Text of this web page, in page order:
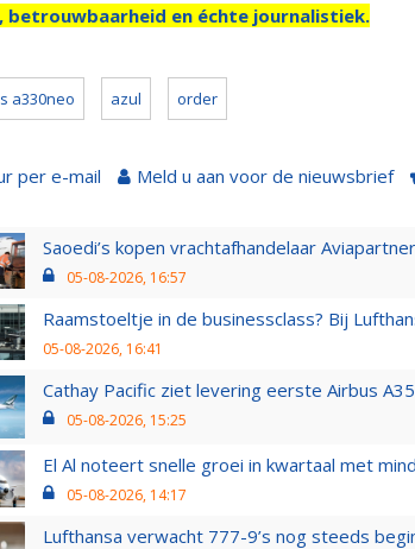
en échte journalistiek.
a330neo azul order
per e-mail Meld u aan voor de nieuwsbrief
Saoedi’s kopen vrachtafhandelaar
05-08-2026, 16:57
Raamstoeltje in de businessclass? Bij
05-08-2026, 16:41
Cathay Pacific ziet levering eerste Airbus
05-08-2026, 15:25
El Al noteert snelle groei in kwartaal met
05-08-2026, 14:17
Lufthansa verwacht 777-9’s nog steeds